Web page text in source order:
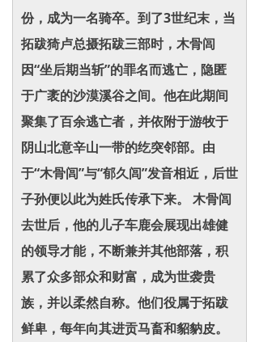
份，成为一名骑卒。到了3世纪末，当
拓跋猗卢总摄拓跋三部时，木骨闾
因“坐后期当斩”的罪名而逃亡，隐匿
于广袤的沙漠溪谷之间。他在此期间
聚集了百余逃亡者，并依附于游牧于
阴山北意辛山一带的纥突邻部。由
于“木骨闾”与“郁久闾”发音相近，后世
子孙便以此为姓氏传承下来。 木骨闾
去世后，他的儿子车鹿会展现出雄健
的领导才能，不断兼并其他部落，积
累了众多部众和财富，成为世袭贵
族，并以柔然自称。他们役属于拓跋
鲜卑，每年向其进贡马畜和貂豽皮。